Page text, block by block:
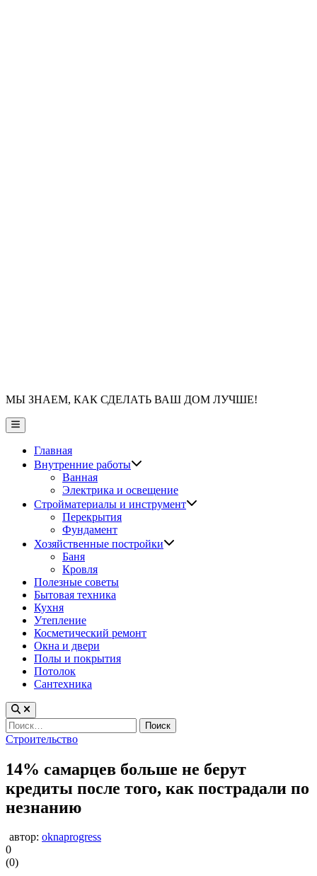
МЫ ЗНАЕМ, КАК СДЕЛАТЬ ВАШ ДОМ ЛУЧШЕ!
Главное
меню
Главная
Внутренние работы
Ванная
Электрика и освещение
Стройматериалы и инструмент
Перекрытия
Фундамент
Хозяйственные постройки
Баня
Кровля
Полезные советы
Бытовая техника
Кухня
Утепление
Косметический ремонт
Окна и двери
Полы и покрытия
Потолок
Сантехника
Найти:
Опубликовано
Строительство
14% самарцев больше не берут
кредиты после того, как пострадали по
незнанию
автор: oknaprogress
0
(0)